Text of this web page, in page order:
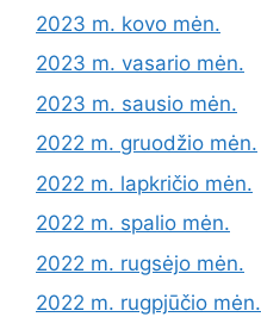
2023 m. kovo mėn.
2023 m. vasario mėn.
2023 m. sausio mėn.
2022 m. gruodžio mėn.
2022 m. lapkričio mėn.
2022 m. spalio mėn.
2022 m. rugsėjo mėn.
2022 m. rugpjūčio mėn.